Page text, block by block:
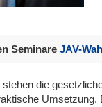
Seminare JAV-
die